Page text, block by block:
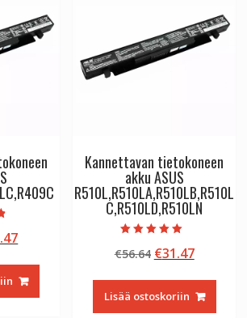
Nykyinen
on:
€31.47.
Kannettavan tietokoneen
akku ASUS
R510L,R510LA,R510LB,R510L
C,R510LD,R510LN
tuotteesta:
5.00
€56.64 Alkuperäinen
oli:
€56.64.
€31.47
on:
€31.47.
Lisää ostoskoriin